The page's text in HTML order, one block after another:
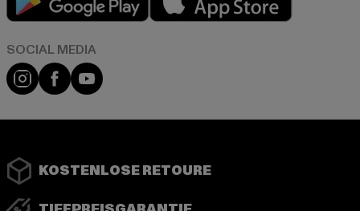
Instagram
FacebookYouTube
KOSTENLOSE RETOURE